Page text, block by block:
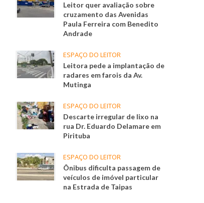
Leitor quer avaliação sobre
cruzamento das Avenidas
Paula Ferreira com Benedito
Andrade
ESPAÇO DO LEITOR
Leitora pede a implantação de
radares em farois da Av.
Mutinga
ESPAÇO DO LEITOR
Descarte irregular de lixo na
rua Dr. Eduardo Delamare em
Pirituba
ESPAÇO DO LEITOR
Ônibus dificulta passagem de
veículos de imóvel particular
na Estrada de Taipas